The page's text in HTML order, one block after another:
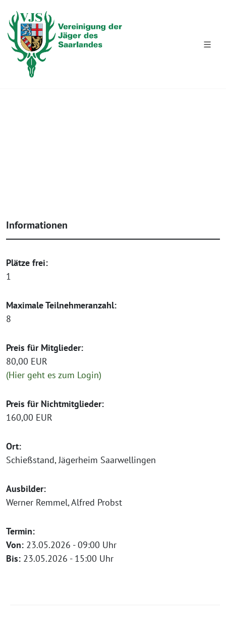
Informationen
Plätze frei:
1
Maximale Teilnehmeranzahl:
8
Preis für Mitglieder:
80,00 EUR
(Hier geht es zum Login)
Preis für Nichtmitglieder:
160,00 EUR
Ort:
Schießstand, Jägerheim Saarwellingen
Ausbilder:
Werner Remmel, Alfred Probst
Termin:
Von: 23.05.2026 - 09:00 Uhr
Bis: 23.05.2026 - 15:00 Uhr